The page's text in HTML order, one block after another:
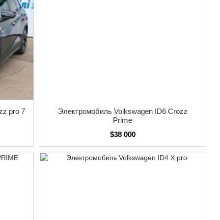
и экологически чистых в мире. Он
позволяют значительно снизить вредные выбросы
внедряет концепцию "индустрии 4.0", используя
разработки.
между немецкой и китайской
высококачественные автомобили как для
между китайской компанией FAW Group
основана в 1991 году и находится в городе Чанчунь,
предприятий автомобильной промышленности в Китае.
Volkswagen и Audi.
pro 7
Электромобиль Volkswagen ID6 Crozz
Prime
$38 000